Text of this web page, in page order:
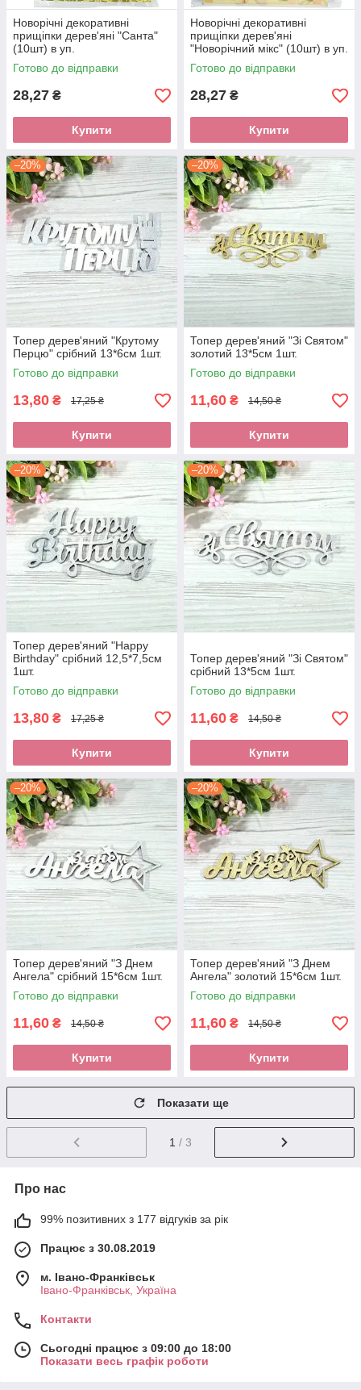
Новорічні декоративні
прищіпки дерев'яні "Санта"
(10шт) в уп.
Готово до відправки
28,27 ₴
Купити
Новорічні декоративні
прищіпки дерев'яні
"Новорічний мікс" (10шт) в уп.
Готово до відправки
28,27 ₴
Купити
–20%
Топер дерев'яний "Крутому
Перцю" срібний 13*6см 1шт.
Готово до відправки
13,80 ₴ 17,25 ₴
Купити
–20%
Топер дерев'яний "Зі Святом"
золотий 13*5см 1шт.
Готово до відправки
11,60 ₴ 14,50 ₴
Купити
–20%
Топер дерев'яний "Happy
Birthday" срібний 12,5*7,5см
1шт.
Готово до відправки
13,80 ₴ 17,25 ₴
Купити
–20%
Топер дерев'яний "Зі Святом"
срібний 13*5см 1шт.
Готово до відправки
11,60 ₴ 14,50 ₴
Купити
–20%
Топер дерев'яний "З Днем
Ангела" срібний 15*6см 1шт.
Готово до відправки
11,60 ₴ 14,50 ₴
Купити
–20%
Топер дерев'яний "З Днем
Ангела" золотий 15*6см 1шт.
Готово до відправки
11,60 ₴ 14,50 ₴
Купити
Показати ще
1 / 3
Про нас
99% позитивних з 177 відгуків за рік
Працює з 30.08.2019
м. Івано-Франківськ
Івано-Франківськ, Україна
Контакти
Сьогодні працює з 09:00 до 18:00
Показати весь графік роботи